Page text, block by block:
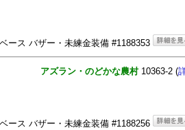
ース バザー・未練金装備 #1188353
アズラン・のどかな農村10363-2 (
ース バザー・未練金装備 #1188256